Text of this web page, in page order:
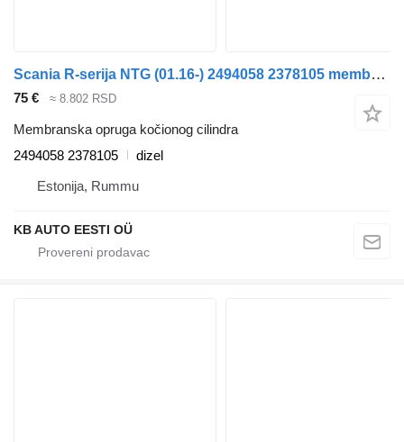
Scania R-seriјa NTG (01.16-) 2494058 2378105 membranska opruga kočionog cilindra za Scania R-Series NTG (01.16-) kamiona
75 € ≈ 8.802 RSD
Membranska opruga kočionog cilindra
2494058 2378105
dizel
Estonija, Rummu
KB AUTO EESTI OÜ